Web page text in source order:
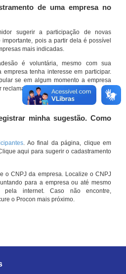
de uma empresa no
sugerir a participação de novas
pois a partir dela é possível
mais indicadas.
é voluntária, mesmo com sua
tenha interesse em participar.
se em algum momento a empresa
por meio do site.
minha sugestão. Como
. Ao final da página, clique em
aqui para sugerir o cadastramento
o CNPJ da empresa. Localize o CNPJ
para a empresa ou até mesmo
internet. Caso não encontre,
o Procon mais próximo.